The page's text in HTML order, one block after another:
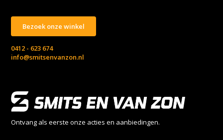
Bezoek onze winkel
0412 - 623 674
info@smitsenvanzon.nl
Ontvang als eerste onze acties en aanbiedingen.